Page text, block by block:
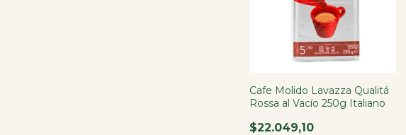
Cafe Molido Lavazza Qualitá
Rossa al Vacío 250g Italiano
$22.049,10